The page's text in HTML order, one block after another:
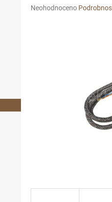
Průměrné
Neohodnoceno